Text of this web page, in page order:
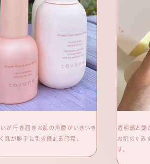
が行き届きお肌の角層がいきいき
肌が勝手に引き締まる感覚。
透明感と艶
お肌のすみ
す。